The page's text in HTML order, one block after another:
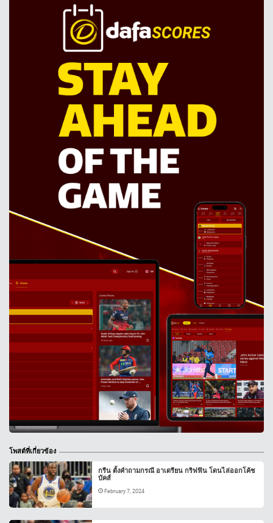
โพสต์ที่เกี่ยวข้อง
กรีน ตั้งคำถามกรณี อาเดรียน กริฟฟิน โดนไล่ออกโค้ช
บัคส์
February 7, 2024